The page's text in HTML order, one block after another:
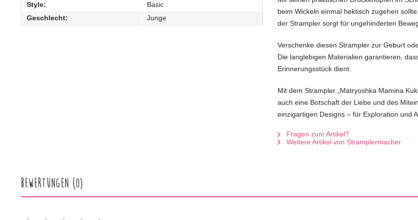
Style:
Basic
Geschlecht:
Junge
beim Wickeln einmal hektisch zugehen
der Strampler sorgt für ungehinderten
Verschenke diesen Strampler zur Geburt
Die langlebigen Materialien garantieren,
Erinnerungsstück dient.
Mit dem Strampler „Matryoshka Mamina
auch eine Botschaft der Liebe und des
einzigartigen Designs – für Exploration und
Fragen zum Artikel?
Weitere Artikel von Stramplermacher
Bewertungen (0)